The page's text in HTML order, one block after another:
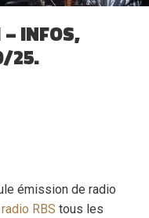
– INFOS,
25.
émission de radio
radio RBS tous les